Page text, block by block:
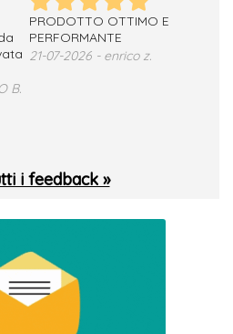
B.
PRODOTTO OTTIMO E
PERFORMANTE
21-07-2026 - enrico z.
i feedback »